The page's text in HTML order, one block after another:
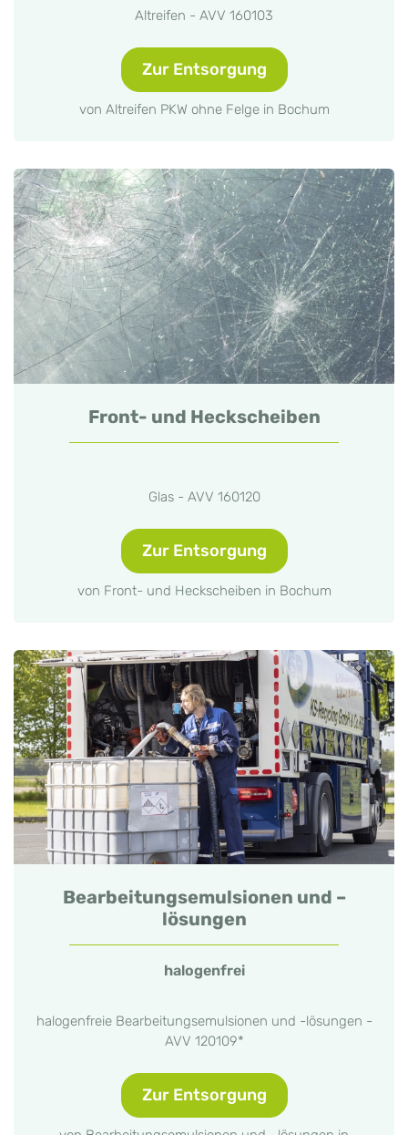
Altreifen - AVV 160103
Zur Entsorgung
von Altreifen PKW ohne Felge in Bochum
Front- und Heckscheiben
Glas - AVV 160120
Zur Entsorgung
von Front- und Heckscheiben in Bochum
Bearbeitungsemulsionen und –
lösungen
halogenfrei
halogenfreie Bearbeitungsemulsionen und -lösungen -
AVV 120109*
Zur Entsorgung